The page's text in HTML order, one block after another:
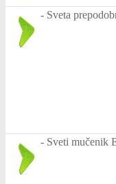
- Sveta
- Sveti mučenik